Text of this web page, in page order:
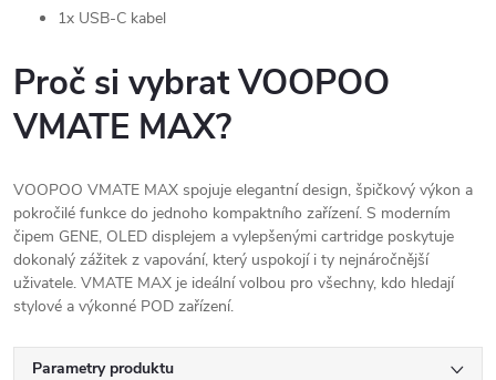
1x USB-C kabel
Proč si vybrat VOOPOO
VMATE MAX?
VOOPOO VMATE MAX spojuje elegantní design, špičkový výkon a
pokročilé funkce do jednoho kompaktního zařízení. S moderním
čipem GENE, OLED displejem a vylepšenými cartridge poskytuje
dokonalý zážitek z vapování, který uspokojí i ty nejnáročnější
uživatele. VMATE MAX je ideální volbou pro všechny, kdo hledají
stylové a výkonné POD zařízení.
Parametry produktu